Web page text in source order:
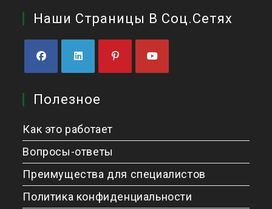
Наши Страницы В Соц.сетях
новой
новой
новой
Полезное
Как это работает
Вопросы-ответы
Преимущества для специалистов
Политика конфиденциальности